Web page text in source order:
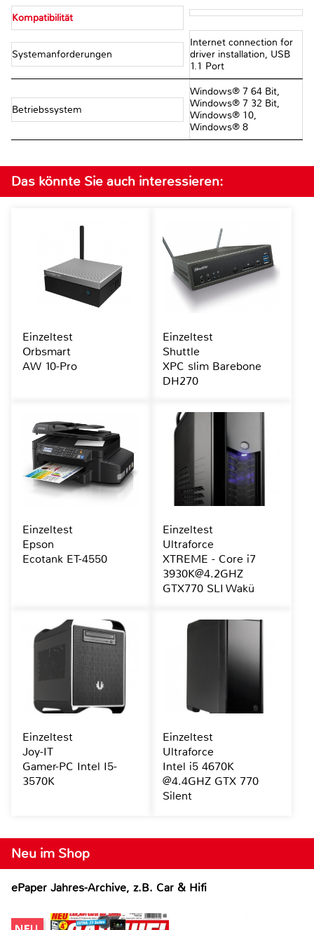
Kompatibilität
Systemanforderungen
Internet connection for
driver installation, USB
1.1 Port
Betriebssystem
Windows® 7 64 Bit,
Windows® 7 32 Bit,
Windows® 10,
Windows® 8
Neu im Shop
ePaper Jahres-Archive, z.B. Car & Hifi
Das könnte Sie auch interessieren:
Einzeltest
Orbsmart
AW 10-Pro
Einzeltest
Shuttle
XPC slim Barebone
DH270
Einzeltest
Epson
Ecotank ET-4550
Einzeltest
Ultraforce
XTREME - Core i7
3930K@4.2GHZ
GTX770 SLI Wakü
Einzeltest
Joy-IT
Gamer-PC Intel I5-
3570K
Einzeltest
Ultraforce
Intel i5 4670K
@4.4GHZ GTX 770
Silent